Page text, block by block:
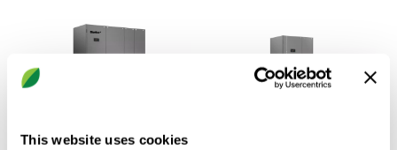
This website uses cookies